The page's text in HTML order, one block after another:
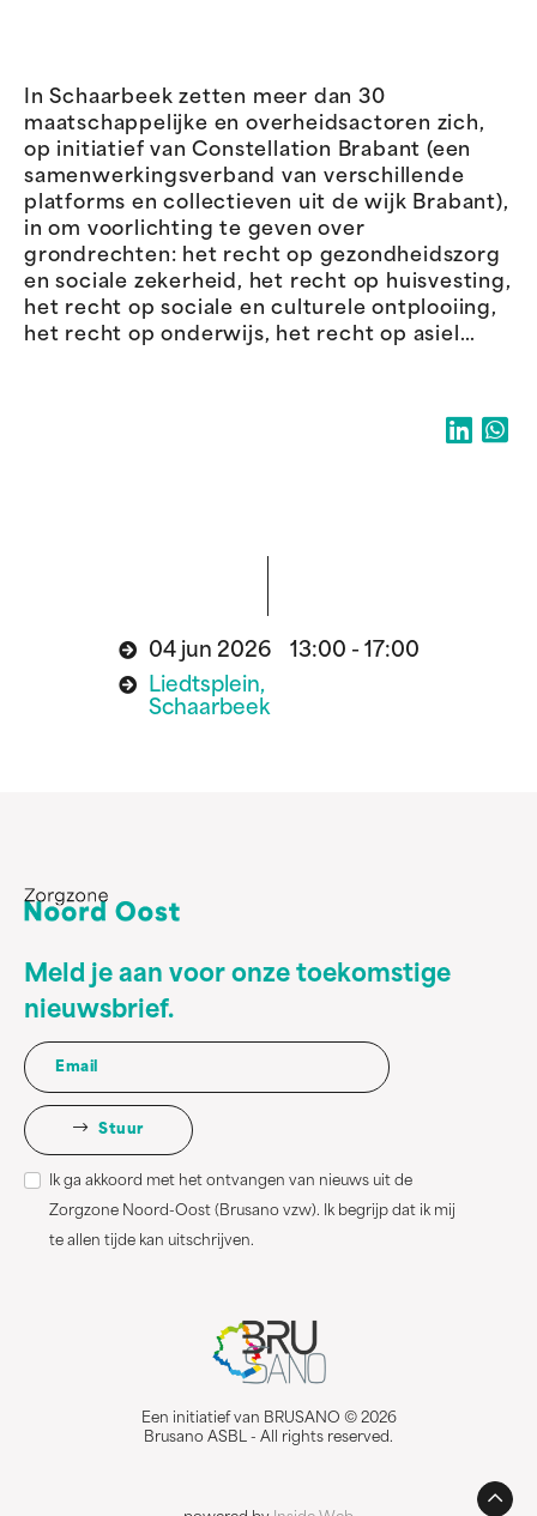
In Schaarbeek zetten meer dan 30
maatschappelijke en overheidsactoren zich,
op initiatief van Constellation Brabant (een
samenwerkingsverband van verschillende
platforms en collectieven uit de wijk Brabant),
in om voorlichting te geven over
grondrechten: het recht op gezondheidszorg
en sociale zekerheid, het recht op huisvesting,
het recht op sociale en culturele ontplooiing,
het recht op onderwijs, het recht op asiel…
04 jun 2026 13:00 - 17:00
Liedtsplein,
Schaarbeek
Meld je aan voor onze toekomstige
nieuwsbrief.
Stuur
Ik ga akkoord met het ontvangen van nieuws uit de
Zorgzone Noord-Oost (Brusano vzw). Ik begrijp dat ik mij
te allen tijde kan uitschrijven.
Een initiatief van BRUSANO © 2026
Brusano ASBL - All rights reserved.